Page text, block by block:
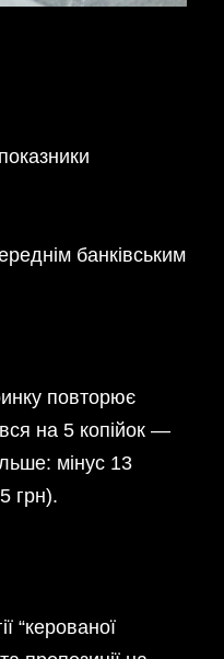
банківським
повторює
на 5 копійок —
мінус 13
грн).
“керованої